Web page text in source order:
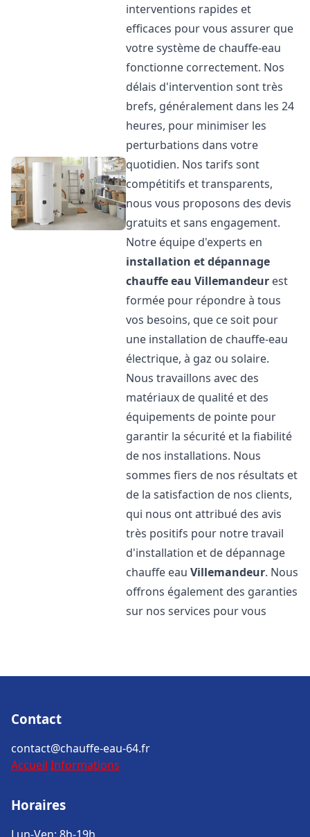
interventions rapides et
efficaces pour vous assurer que
votre système de chauffe-eau
fonctionne correctement. Nos
délais d'intervention sont très
brefs, généralement dans les 24
heures, pour minimiser les
perturbations dans votre
quotidien. Nos tarifs sont
compétitifs et transparents,
nous vous proposons des devis
gratuits et sans engagement.
Notre équipe d'experts en
installation et dépannage
chauffe eau Villemandeur est
formée pour répondre à tous
vos besoins, que ce soit pour
une installation de chauffe-eau
électrique, à gaz ou solaire.
Nous travaillons avec des
matériaux de qualité et des
équipements de pointe pour
garantir la sécurité et la fiabilité
de nos installations. Nous
sommes fiers de nos résultats et
de la satisfaction de nos clients,
qui nous ont attribué des avis
très positifs pour notre travail
d'installation et de dépannage
chauffe eauVillemandeur. Nous
offrons également des garanties
sur nos services pour vous
Contact
contact@chauffe-eau-64.fr
Accueil Informations
Horaires